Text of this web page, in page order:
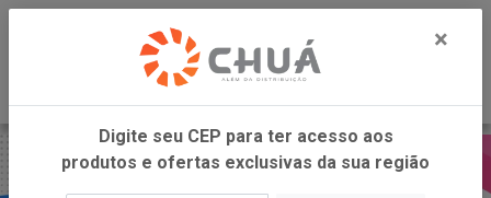
×
Digite seu CEP para ter acesso aos
produtos e ofertas exclusivas da sua região